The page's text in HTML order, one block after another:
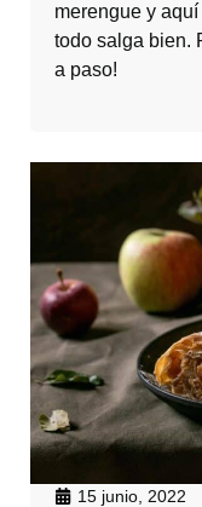
merengue y
todo salga bien.
a paso!
15 junio, 2022